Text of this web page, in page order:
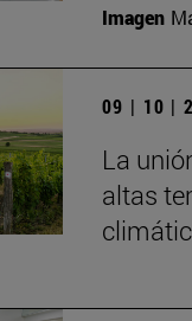
Imagen
09 | 10 |
La
altas